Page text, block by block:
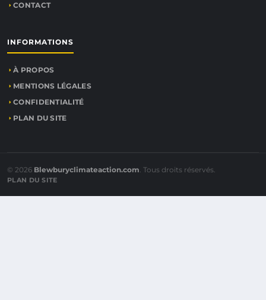
CONTACT
INFORMATIONS
À PROPOS
MENTIONS LÉGALES
CONFIDENTIALITÉ
PLAN DU SITE
© 2026 Blewburyclimateaction.com. Tous droits réservés.
PLAN DU SITE